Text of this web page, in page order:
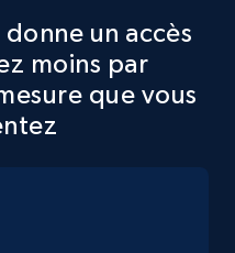
Currency, Initial
and more.
un accès
moins par
que vous